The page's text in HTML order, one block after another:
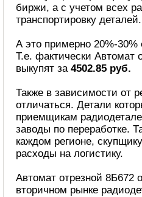
биржи, а с учетом всех
транспортировку деталей.
А это примерно 20%-30%
Т.е. фактически Автомат
выкупят за 4502.85 руб.
Также в зависимости от
отличаться. Детали
приемщикам
заводы по переработке.
каждом регионе,
расходы на логистику.
Автомат отрезной 8Б672
вторичном рынке